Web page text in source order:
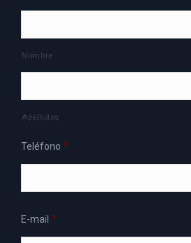
Nombre
Apellidos
Teléfono *
E-mail *